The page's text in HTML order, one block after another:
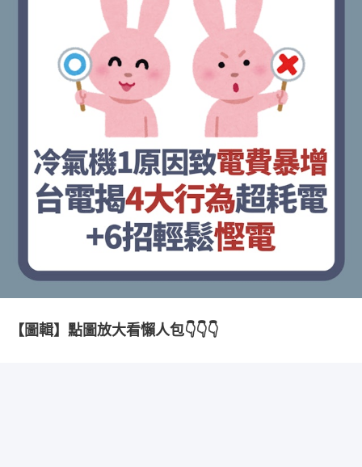
【圖輯】點圖放大看懶人包👇👇👇